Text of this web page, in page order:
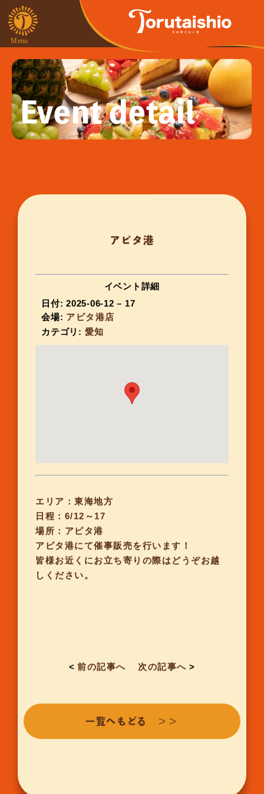
Event detail
アピタ港
イベント詳細
日付: 2025-06-12 – 17
会場: アピタ港店
カテゴリ: 愛知
エリア：東海地方
日程：6/12～17
場所：アピタ港
アピタ港にて催事販売を行います！
皆様お近くにお立ち寄りの際はどうぞお越
しください。
<前の記事へ 次の記事へ >
一覧へもどる ＞＞